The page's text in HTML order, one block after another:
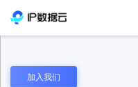
加入我们